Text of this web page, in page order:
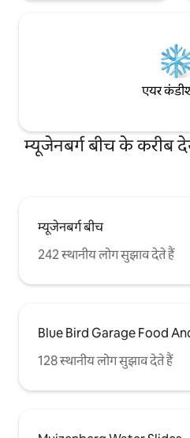
एयर
म्यूजेनबर्ग बीच के
म्यूजेनबर्ग बीच
242 स्थानीय लोग सुझाव देते हैं
Blue Bird Garage Food
128 स्थानीय लोग सुझाव देते हैं